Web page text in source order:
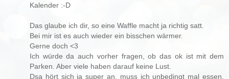
Kalender :-D
Das glaube ich dir, so eine Waffle macht ja richtig satt.
Bei mir ist es auch wieder ein bisschen wärmer.
Gerne doch <3
Ich würde da auch vorher fragen, ob das ok ist mit dem
Parken. Aber viele haben darauf keine Lust.
Dsa hört sich ja super an, muss ich unbedingt mal essen.